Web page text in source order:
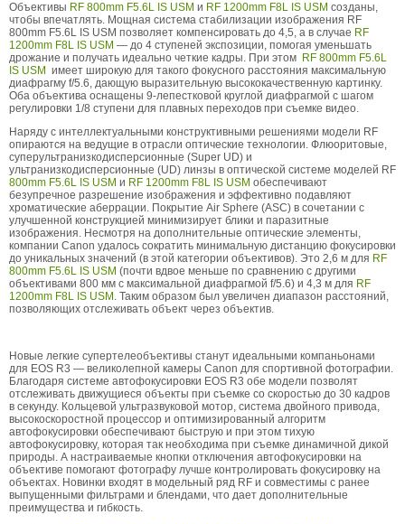
Объективы RF 800mm F5.6L IS USM и RF 1200mm F8L IS USM созданы,
чтобы впечатлять. Мощная система стабилизации изображения RF
800mm F5.6L IS USM позволяет компенсировать до 4,5, а в случае RF
1200mm F8L IS USM — до 4 ступеней экспозиции, помогая уменьшать
дрожание и получать идеально четкие кадры. При этом RF 800mm F5.6L
IS USM имеет широкую для такого фокусного расстояния максимальную
диафрагму f/5.6, дающую выразительную высококачественную картинку.
Оба объектива оснащены 9-лепестковой круглой диафрагмой с шагом
регулировки 1/8 ступени для плавных переходов при съемке видео.
Наряду с интеллектуальными конструктивными решениями модели RF
опираются на ведущие в отрасли оптические технологии. Флюоритовые,
суперультранизкодисперсионные (Super UD) и
ультранизкодисперсионные (UD) линзы в оптической системе моделей RF
800mm F5.6L IS USM и RF 1200mm F8L IS USM обеспечивают
безупречное разрешение изображения и эффективно подавляют
хроматические аберрации. Покрытие Air Sphere (ASC) в сочетании с
улучшенной конструкцией минимизирует блики и паразитные
изображения. Несмотря на дополнительные оптические элементы,
компании Canon удалось сократить минимальную дистанцию фокусировки
до уникальных значений (в этой категории объективов). Это 2,6 м для RF
800mm F5.6L IS USM (почти вдвое меньше по сравнению с другими
объективами 800 мм с максимальной диафрагмой f/5.6) и 4,3 м для RF
1200mm F8L IS USM . Таким образом был увеличен диапазон расстояний,
позволяющих отслеживать объект через объектив.
Новые легкие супертелеобъективы станут идеальными компаньонами
для EOS R3 — великолепной камеры Canon для спортивной фотографии.
Благодаря системе автофокусировки EOS R3 обе модели позволят
отслеживать движущиеся объекты при съемке со скоростью до 30 кадров
в секунду. Кольцевой ультразвуковой мотор, система двойного привода,
высокоскоростной процессор и оптимизированный алгоритм
автофокусировки обеспечивают быструю и при этом тихую
автофокусировку, которая так необходима при съемке динамичной дикой
природы. А настраиваемые кнопки отключения автофокусировки на
объективе помогают фотографу лучше контролировать фокусировку на
объектах. Новинки входят в модельный ряд RF и совместимы с ранее
выпущенными фильтрами и блендами, что дает дополнительные
преимущества и гибкость.